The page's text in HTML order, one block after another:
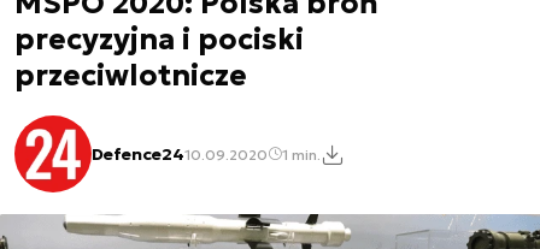
precyzyjna i pociski
przeciwlotnicze
Defence2410.09.2020 1 min.